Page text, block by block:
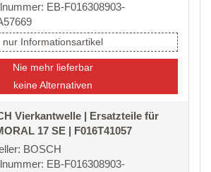
EB-F016308903-
nur Informationsartikel
Nie mehr lieferbar
keine Alternativen
Vierkantwelle | Ersatzteile für
17 SE | F016T41057
BOSCH
EB-F016308903-